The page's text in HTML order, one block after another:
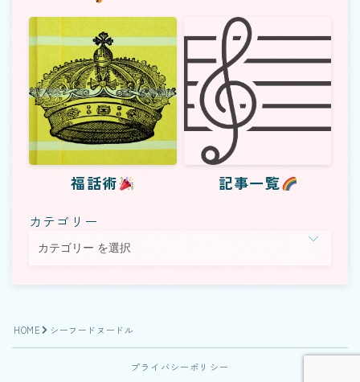
福話術 記事一覧
福話術 記事一覧
カテゴリー
HOME シーフードヌードル
プライバシーポリシー